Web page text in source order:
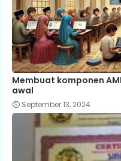
Membuat komponen
awal
September 13, 2024